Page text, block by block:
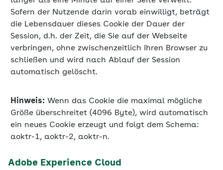
Sofern der Nutzende darin vorab einwilligt, beträgt
die Lebensdauer dieses Cookie der Dauer der
Session, d.h. der Zeit, die Sie auf der Webseite
verbringen, ohne zwischenzeitlich Ihren Browser zu
schließen und wird nach Ablauf der Session
automatisch gelöscht.
Hinweis: Wenn das Cookie die maximal mögliche
Größe überschreitet (4096 Byte), wird automatisch
ein neues Cookie erzeugt und folgt dem Schema:
aoktr-1, aoktr-2, aoktr-n.
Adobe Experience Cloud